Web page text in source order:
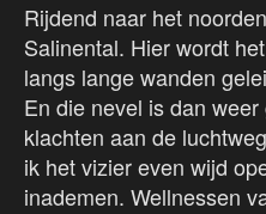
Rijdend naar het
Salinental. Hier wordt
langs lange wanden
En die nevel is dan
klachten aan de
ik het vizier even wijd
inademen. Wellnessen